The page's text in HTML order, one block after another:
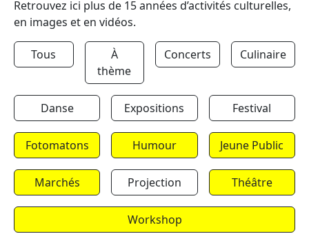
Retrouvez ici plus de 15 années d’activités culturelles,
en images et en vidéos.
Tous
À
thème
Concerts Culinaire
Danse Expositions Festival
Fotomatons Humour Jeune Public
Marchés Projection Théâtre
Workshop